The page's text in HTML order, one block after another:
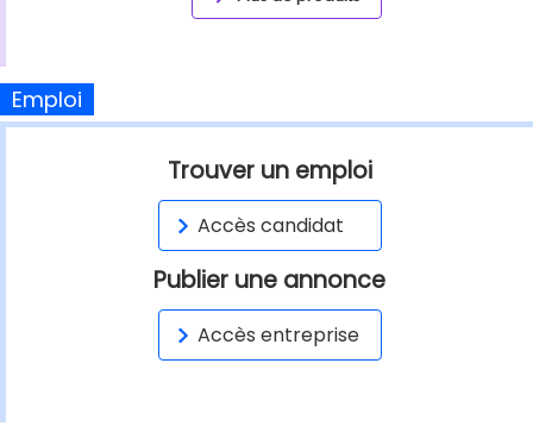
Emploi
Trouver un emploi
Accès candidat
Publier une annonce
Accès entreprise